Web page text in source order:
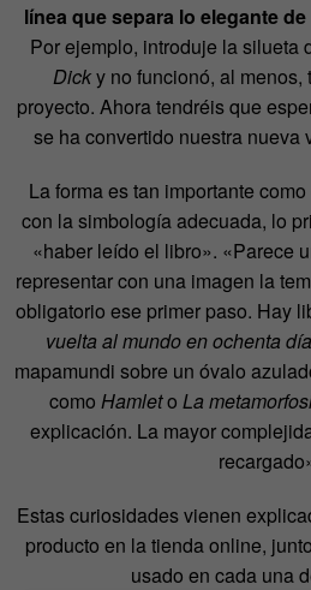
línea que separa lo elegante
Por ejemplo, introduje la silueta
Dicky no funcionó, al menos,
proyecto. Ahora tendréis que
se ha convertido nuestra nueva
La forma es tan importante
con la simbología adecuada, lo
«haber leído el libro». «Parece
representar con una imagen la
obligatorio ese primer paso. Hay
vuelta al mundo en ochenta
mapamundi sobre un óvalo
como Hamleto La
explicación. La mayor
Estas curiosidades vienen
producto en la tienda online,
usado en cada una